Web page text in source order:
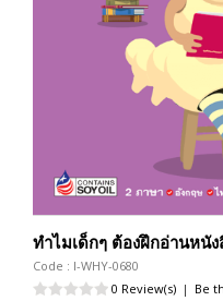
ทำไมเด็กๆ ต้องฝึกอ่านหนัง
Code : I-WHY-0680
0 Review(s) | Be